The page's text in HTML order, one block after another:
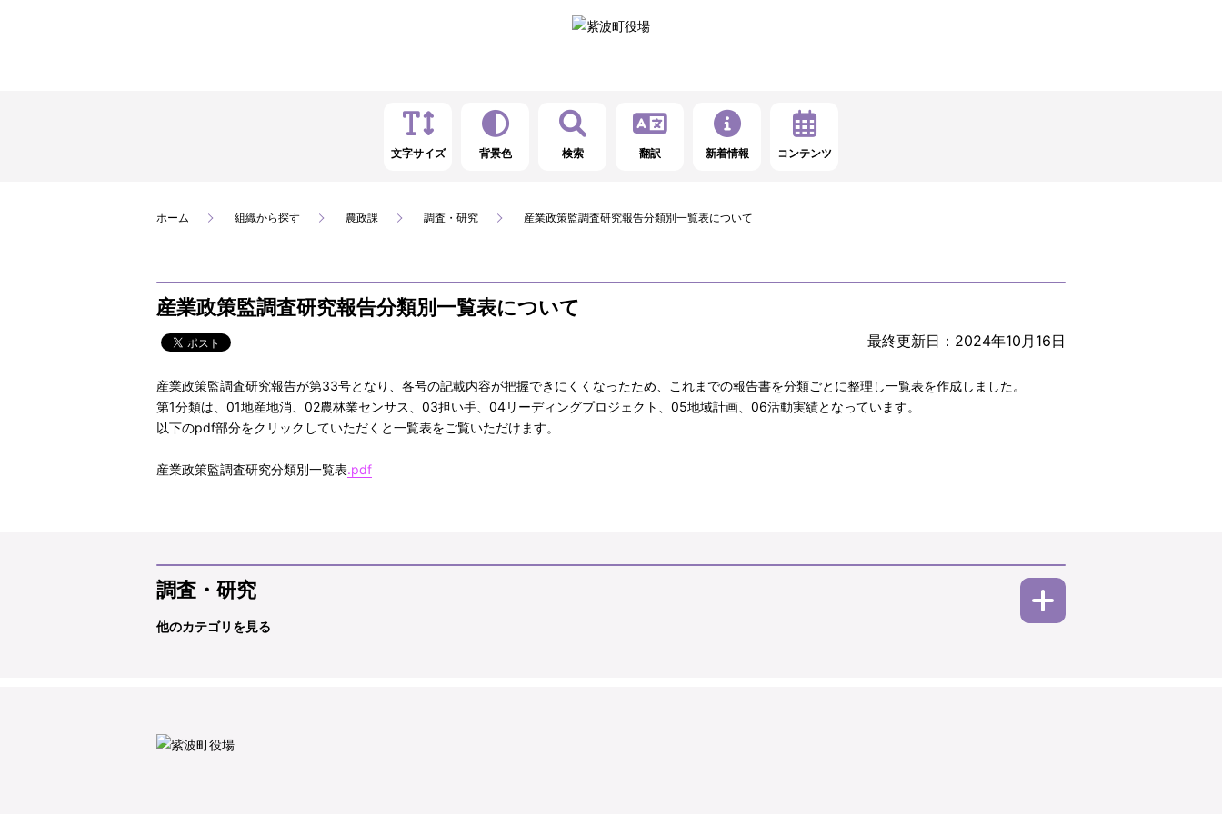
文字サイズ 背景色 検索 翻訳 新着情報 コンテンツ
ホーム 組織から探す 農政課 調査・研究 産業政策監調査研究報告分類別一覧表について
産業政策監調査研究報告分類別一覧表について
最終更新日：2024年10月16日
産業政策監調査研究報告が第33号となり、各号の記載内容が把握できにくくなったため、これまでの報告書を分類ごとに整理し一覧表を作成しました。
第1分類は、01地産地消、02農林業センサス、03担い手、04リーディングプロジェクト、05地域計画、06活動実績となっています。
以下のpdf部分をクリックしていただくと一覧表をご覧いただけます。
産業政策監調査研究分類別一覧表.pdf
調査・研究
他のカテゴリを見る